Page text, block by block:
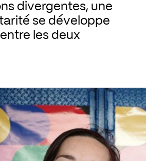
divergentes, une
se développe
les deux